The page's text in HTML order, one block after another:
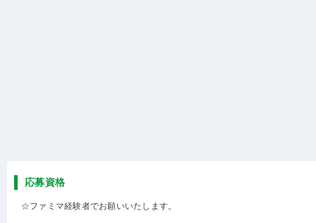
応募資格
☆ファミマ経験者でお願いいたします。